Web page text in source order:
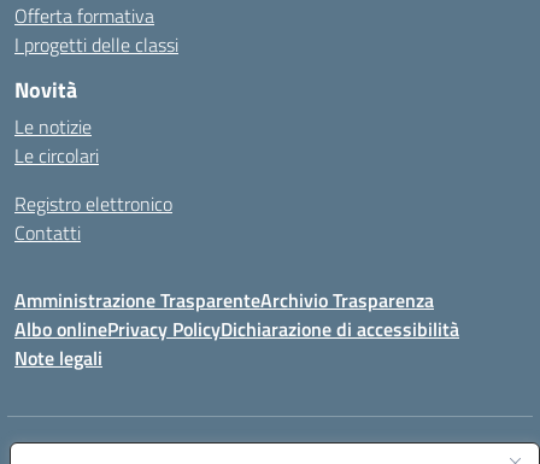
Offerta formativa
I progetti delle classi
Novità
Le notizie
Le circolari
Registro elettronico
Contatti
Amministrazione TrasparenteArchivio Trasparenza
Albo onlinePrivacy PolicyDichiarazione di accessibilità
Note legali
Indirizzo: